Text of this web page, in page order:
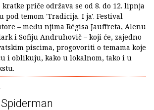
priče održava se od 8. do 12. lipnja
pod temom 'Tradicija. I ja'. Festival
– među njima Régisa Jauffreta, Alenu
i Sofiju Andruhovič – koji će, zajedno
piscima, progovoriti o temama koje
i oblikuju, kako u lokalnom, tako i u